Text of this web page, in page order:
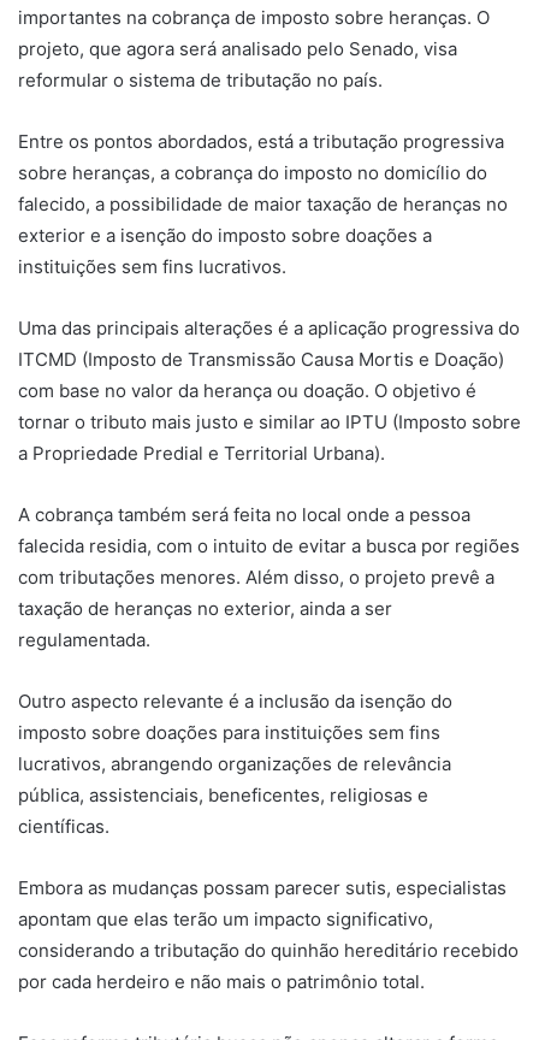
importantes na cobrança de imposto sobre heranças. O
projeto, que agora será analisado pelo Senado, visa
reformular o sistema de tributação no país.
Entre os pontos abordados, está a tributação progressiva
sobre heranças, a cobrança do imposto no domicílio do
falecido, a possibilidade de maior taxação de heranças no
exterior e a isenção do imposto sobre doações a
instituições sem fins lucrativos.
Uma das principais alterações é a aplicação progressiva do
ITCMD (Imposto de Transmissão Causa Mortis e Doação)
com base no valor da herança ou doação. O objetivo é
tornar o tributo mais justo e similar ao IPTU (Imposto sobre
a Propriedade Predial e Territorial Urbana).
A cobrança também será feita no local onde a pessoa
falecida residia, com o intuito de evitar a busca por regiões
com tributações menores. Além disso, o projeto prevê a
taxação de heranças no exterior, ainda a ser
regulamentada.
Outro aspecto relevante é a inclusão da isenção do
imposto sobre doações para instituições sem fins
lucrativos, abrangendo organizações de relevância
pública, assistenciais, beneficentes, religiosas e
científicas.
Embora as mudanças possam parecer sutis, especialistas
apontam que elas terão um impacto significativo,
considerando a tributação do quinhão hereditário recebido
por cada herdeiro e não mais o patrimônio total.